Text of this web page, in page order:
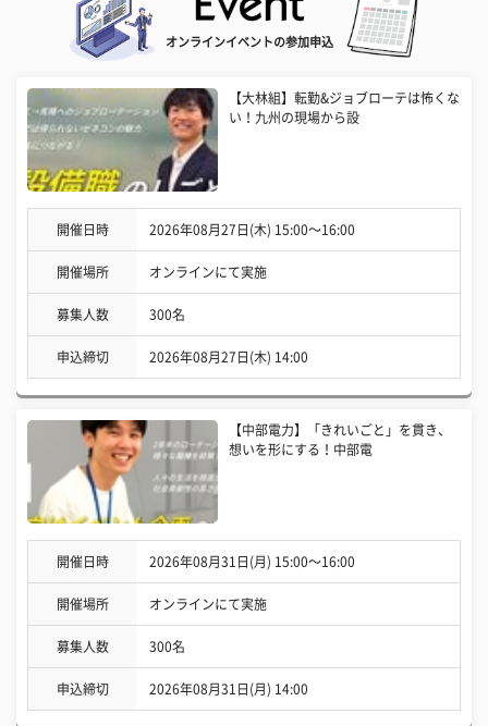
オンラインイベントの参加申込
【大林組】転勤&ジョブローテは怖くな
い！九州の現場から設
開催日時 2026年08月27日(木) 15:00〜16:00
開催場所 オンラインにて実施
募集人数 300名
申込締切 2026年08月27日(木) 14:00
【中部電力】「きれいごと」を貫き、
想いを形にする！中部電
開催日時 2026年08月31日(月) 15:00〜16:00
開催場所 オンラインにて実施
募集人数 300名
申込締切 2026年08月31日(月) 14:00